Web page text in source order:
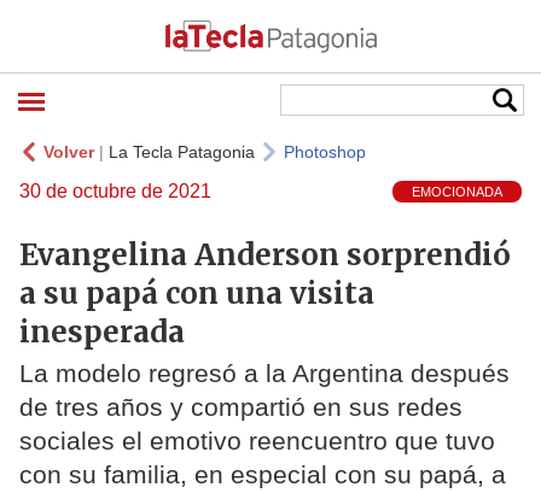
Volver| La Tecla Patagonia Photoshop
30 de octubre de 2021 EMOCIONADA
Evangelina Anderson sorprendió
a su papá con una visita
inesperada
La modelo regresó a la Argentina después
de tres años y compartió en sus redes
sociales el emotivo reencuentro que tuvo
con su familia, en especial con su papá, a